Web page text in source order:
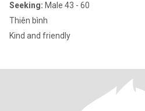
Seeking: Male 43 - 60
Thiên bình
Kind and friendly